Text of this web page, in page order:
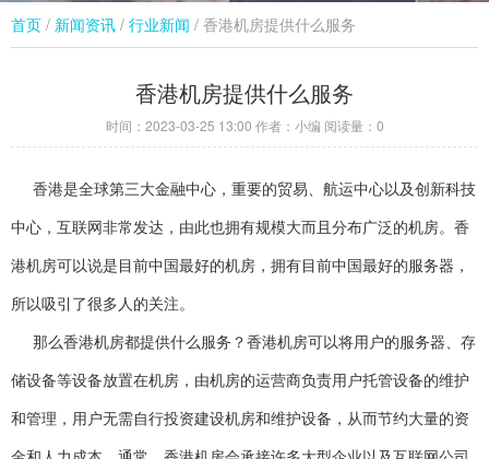
首页 / 新闻资讯 / 行业新闻​ / 香港机房提供什么服务
香港机房提供什么服务
时间： 2023-03-25 13:00 作者：小编 阅读量： 0
香港是全球第三大金融中心，重要的贸易、航运中心以及创新科技
中心，互联网非常发达，由此也拥有规模大而且分布广泛的机房。香
港机房可以说是目前中国最好的机房，拥有目前中国最好的服务器，
所以吸引了很多人的关注。
那么香港机房都提供什么服务？香港机房可以将用户的服务器、存
储设备等设备放置在机房，由机房的运营商负责用户托管设备的维护
和管理，用户无需自行投资建设机房和维护设备，从而节约大量的资